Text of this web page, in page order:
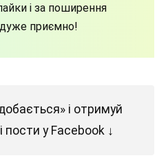
і за поширення
приємно!
і отримуй
пости у Facebook ↓